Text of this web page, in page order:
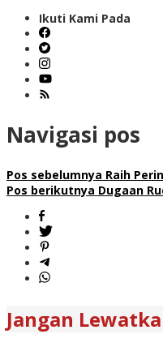
Ikuti Kami Pada
Navigasi pos
Pos sebelumnya Raih
Pos berikutnya Dugaan
Jangan